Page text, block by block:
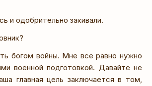
и одобрительно закивали.
богом войны. Мне все равно нужно
военной подготовкой. Давайте не
главная цель заключается в том,